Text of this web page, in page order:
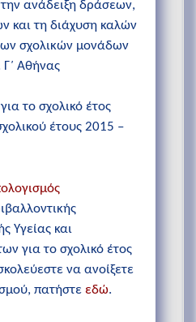
την ανάδειξη δράσεων,
και τη διάχυση καλών
σχολικών μονάδων
Αθήνας
για το σχολικό έτος
έτους 2015 –
Υγείας και
για το σχολικό έτος
να ανοίξετε
πατήστε εδώ.